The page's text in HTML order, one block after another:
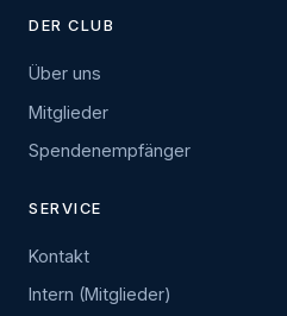
DER CLUB
Über uns
Mitglieder
Spendenempfänger
SERVICE
Kontakt
Intern (Mitglieder)